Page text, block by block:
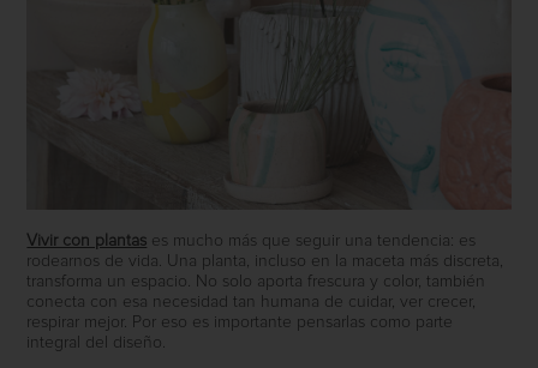
Vivir con plantas es mucho más que seguir una tendencia: es
rodearnos de vida. Una planta, incluso en la maceta más discreta,
transforma un espacio. No solo aporta frescura y color, también
conecta con esa necesidad tan humana de cuidar, ver crecer,
respirar mejor. Por eso es importante pensarlas como parte
integral del diseño.